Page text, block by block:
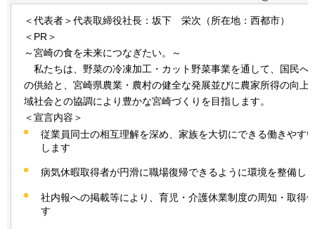
＜代表者＞代表取締役社長：坂下 栄次 （所在地：西都市）
＜PR＞
～宮崎の食を未来につなぎたい。～
私たちは、野菜の冷凍加工・カット野菜事業を通して、国民へ
の供給と、宮崎県農業・農村の健全な発展並びに農家所得の向上
域社会との協調により豊かな宮崎づくりを目指します。
＜宣言内容＞
従業員同士の相互理解を深め、家族を大切にできる働きやす
します
病気休暇取得者が円滑に職場復帰できるように環境を整備し
社内報への掲載等により、育児・介護休業制度の周知・取得
す